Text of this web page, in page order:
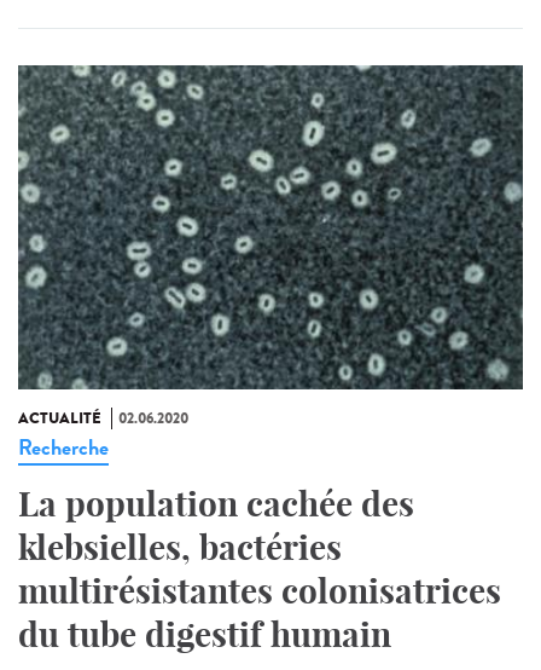
ACTUALITÉ 02.06.2020
Recherche
La population cachée des
klebsielles, bactéries
multirésistantes colonisatrices
du tube digestif humain